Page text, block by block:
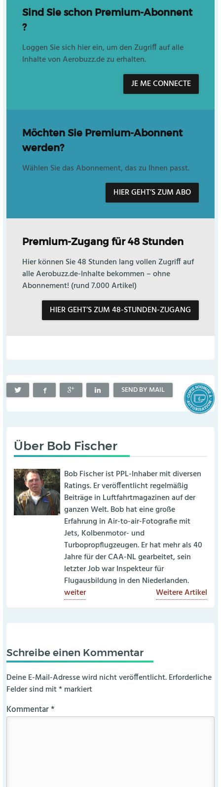
Sind Sie schon Premium-Abonnent
?
Loggen Sie sich hier ein, um den Zugriff auf alle
Inhalte von Aerobuzz.de zu erhalten.
JE ME CONNECTE
Möchten Sie Premium-Abonnent
werden?
Wählen Sie das Abonnement, das zu Ihnen passt.
HIER GEHT’S ZUM ABO
Premium-Zugang für 48 Stunden
Hier können Sie 48 Stunden lang vollen Zugriff auf
alle Aerobuzz.de-Inhalte bekommen – ohne
Abonnement! (rund 7.000 Artikel)
HIER GEHT’S ZUM 48-STUNDEN-ZUGANG
SEND BY MAIL
Über Bob Fischer
Bob Fischer ist PPL-Inhaber mit diversen
Ratings. Er veröffentlicht regelmäßig
Beiträge in Luftfahrtmagazinen auf der
ganzen Welt. Bob hat eine große
Erfahrung in Air-to-air-Fotografie mit
Jets, Kolbenmotor- und
Turbopropflugzeugen. Er hat mehr als 40
Jahre für der CAA-NL gearbeitet, sein
letzter Job war Inspekteur für
Flugausbildung in den Niederlanden.
weiter
Weitere Artikel
Schreibe einen Kommentar
Deine E-Mail-Adresse wird nicht veröffentlicht. Erforderliche
Felder sind mit*markiert
Kommentar*